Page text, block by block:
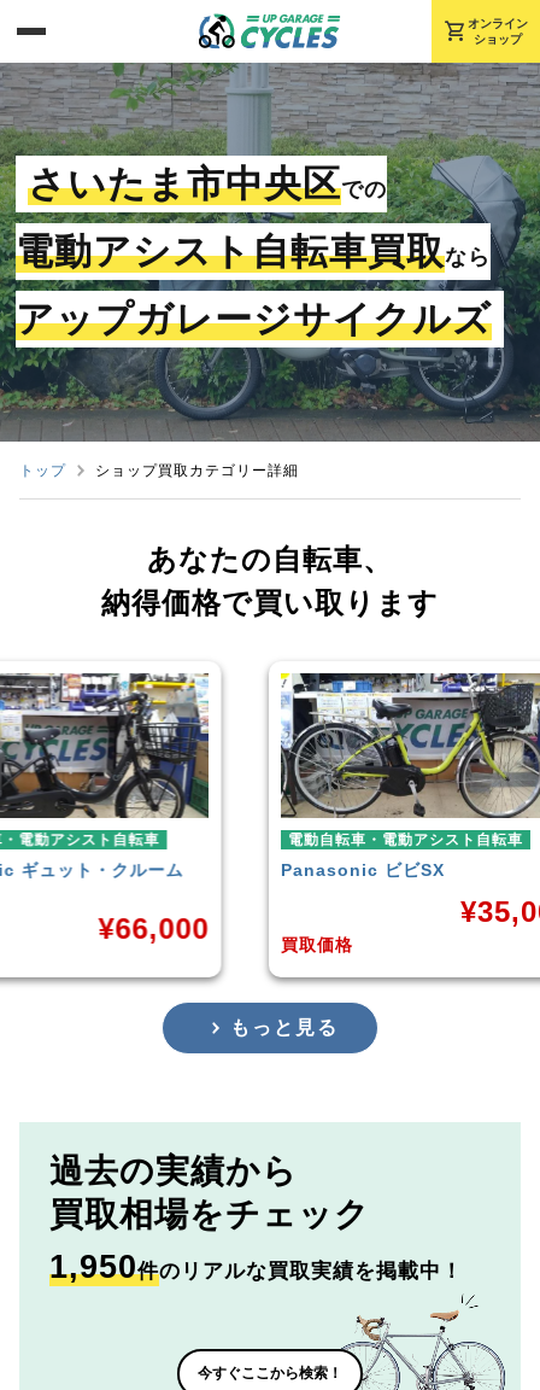
shopping_cart オンライン
ショップ
さいたま市中央区での
電動アシスト自転車買取なら
アップガレージサイクルズ
トップ ショップ買取カテゴリー詳細
あなたの自転車、
納得価格で買い取ります
ム
電動自転車・電動アシスト自転車
Panasonic ビビSX
買取価格
電動
もっと見る
過去の実績から
買取相場をチェック
1,950件のリアルな買取実績を掲載中！
今すぐここから検索！